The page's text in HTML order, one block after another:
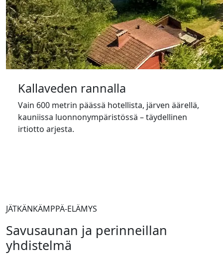
Kallaveden rannalla
Vain 600 metrin päässä hotellista, järven äärellä,
kauniissa luonnonympäristössä – täydellinen
irtiotto arjesta.
JÄTKÄNKÄMPPÄ-ELÄMYS
Savusaunan ja perinneillan
yhdistelmä